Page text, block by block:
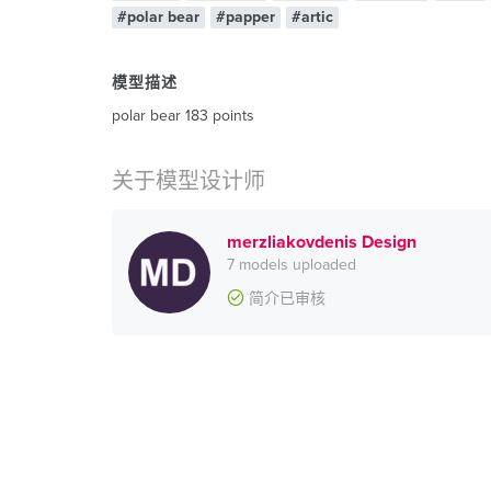
#polar bear #papper #artic
模型描述
polar bear 183 points
关于模型设计师
merzliakovdenis Design
7 models uploaded
简介已审核